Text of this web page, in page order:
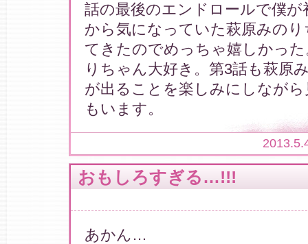
話の最後のエンドロールで僕が
から気になっていた萩原みの
てきたのでめっちゃ嬉しかっ
りちゃん大好き。第3話も萩原
が出ることを楽しみにしなが
もいます。
おもしろすぎる…!!!
あかん…